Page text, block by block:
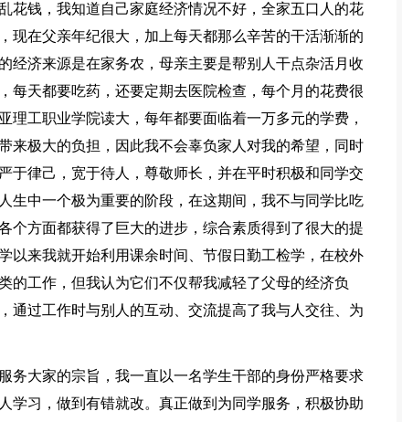
花钱，我知道自己家庭经济情况不好，全家五口人的花
现在父亲年纪很大，加上每天都那么辛苦的干活渐渐的
经济来源是在家务农，母亲主要是帮别人干点杂活月收
每天都要吃药，还要定期去医院检查，每个月的花费很
理工职业学院读大，每年都要面临着一万多元的学费，
来极大的负担，因此我不会辜负家人对我的希望，同时
于律己，宽于待人，尊敬师长，并在平时积极和同学交
生中一个极为重要的阶段，在这期间，我不与同学比吃
个方面都获得了巨大的进步，综合素质得到了很大的提
以来我就开始利用课余时间、节假日勤工检学，在校外
的工作，但我认为它们不仅帮我减轻了父母的经济负
通过工作时与别人的互动、交流提高了我与人交往、为
务大家的宗旨，我一直以一名学生干部的身份严格要求
学习，做到有错就改。真正做到为同学服务，积极协助